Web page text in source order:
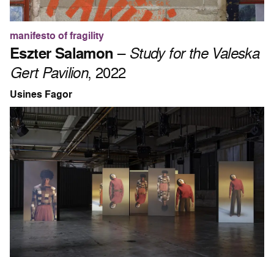
manifesto of fragility
Eszter Salamon– Study for the Valeska
Gert Pavilion, 2022
Usines Fagor